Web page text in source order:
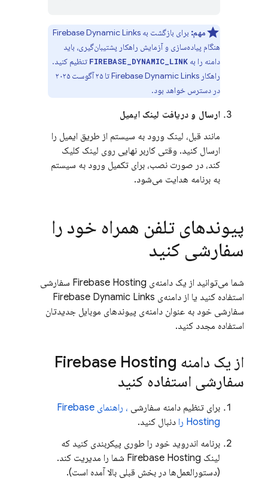
مهم: برای بازگشت به Firebase Dynamic Links
هنگام پیاده‌سازی و آزمایش راهکار پشتیبان‌گیری، باید
دامنه را به FIREBASE_DYNAMIC_LINK تنظیم کنید.
راهکار Firebase Dynamic Links
تا ۲۵ آگوست ۲۰۲۵
در دسترس خواهد بود.
ارسال و دریافت لینک ایمیل
مانند قبل، لینک ورود به سیستم از طریق ایمیل را
ارسال کنید. وقتی کاربر نهایی روی لینک کلیک
کند، در صورت نصب، برای تکمیل ورود به سیستم
به برنامه هدایت می‌شود.
پیوندهای تلفن همراه خود را
سفارشی کنید
شما می‌توانید از یک دامنه‌ی Firebase Hosting سفارشی
استفاده کنید یا از دامنه‌ی Firebase Dynamic Links
سفارشی خود به عنوان دامنه‌ی پیوندهای موبایل جدیدتان
استفاده مجدد کنید.
از یک دامنه Firebase Hosting
سفارشی استفاده کنید
برای تنظیم دامنه سفارشی ، راهنمای Firebase
Hosting را دنبال کنید.
برنامه اندروید خود را طوری پیکربندی کنید که
لینک Firebase Hosting شما را مدیریت کند.
(دستورالعمل‌ها در بخش قبلی بالا آمده است).